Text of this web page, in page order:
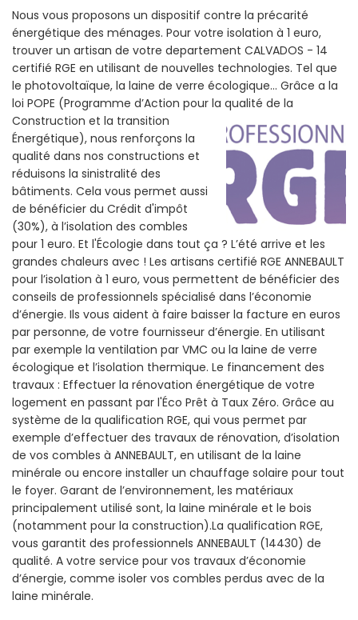
Nous vous proposons un dispositif contre la précarité
énergétique des ménages. Pour votre isolation à 1 euro,
trouver un artisan de votre departement CALVADOS - 14
certifié RGE en utilisant de nouvelles technologies. Tel que
le photovoltaïque, la laine de verre écologique... Grâce a la
loi POPE (Programme d’Action pour la qualité de la
Construction et la transition
Énergétique), nous renforçons la
qualité dans nos constructions et
réduisons la sinistralité des
bâtiments. Cela vous permet aussi
de bénéficier du Crédit d'impôt
(30%), à l’isolation des combles
pour 1 euro. Et l'Écologie dans tout ça ? L’été arrive et les
grandes chaleurs avec ! Les artisans certifié RGE ANNEBAULT
pour l’isolation à 1 euro, vous permettent de bénéficier des
conseils de professionnels spécialisé dans l’économie
d’énergie. Ils vous aident à faire baisser la facture en euros
par personne, de votre fournisseur d’énergie. En utilisant
par exemple la ventilation par VMC ou la laine de verre
écologique et l’isolation thermique. Le financement des
travaux : Effectuer la rénovation énergétique de votre
logement en passant par l'Éco Prêt à Taux Zéro. Grâce au
système de la qualification RGE, qui vous permet par
exemple d’effectuer des travaux de rénovation, d’isolation
de vos combles à ANNEBAULT, en utilisant de la laine
minérale ou encore installer un chauffage solaire pour tout
le foyer. Garant de l’environnement, les matériaux
principalement utilisé sont, la laine minérale et le bois
(notamment pour la construction).La qualification RGE,
vous garantit des professionnels ANNEBAULT (14430) de
qualité. A votre service pour vos travaux d’économie
d’énergie, comme isoler vos combles perdus avec de la
laine minérale.